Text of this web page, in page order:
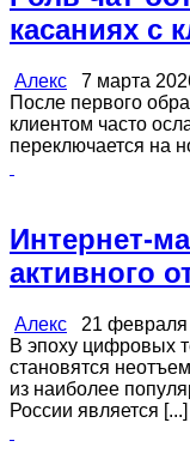
касаниях с
Алекс 7 марта
После первого
клиентом часто
переключается на
Интернет-
активного
Алекс 21 февраля
В эпоху цифровых
становятся
из наиболее
России является [...]